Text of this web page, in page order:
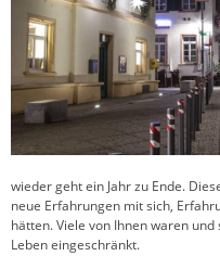
wieder geht ein Jahr zu Ende.
neue Erfahrungen mit sich,
hätten. Viele von Ihnen waren
Leben eingeschränkt.